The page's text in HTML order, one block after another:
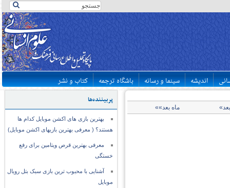
اندیشه سینما و رسانه باشگاه ترجمه کتاب و نشر
پربیننده‌ها
بهترین بازی های اکشن موبایل کدام ها
هستند؟ ( معرفی بهترین بازیهای اکشن موبایل)
معرفی بهترین قرص ویتامین برای رفع
خستگی
آشنایی با محبوب ترین بازی سبک بتل رویال
موبایل
ماه بعد»»